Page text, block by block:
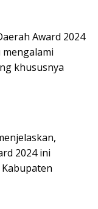
Award 2024
khususnya
2024 ini